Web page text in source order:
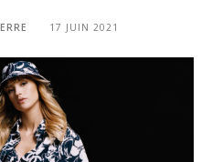
17 JUIN 2021